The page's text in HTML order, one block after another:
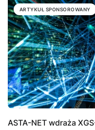
ARTYKUŁ SPONSOROWANY
ASTA-NET wdraża